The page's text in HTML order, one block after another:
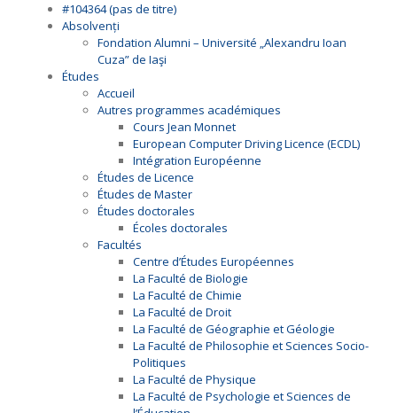
#104364 (pas de titre)
Absolvenți
Fondation Alumni – Université „Alexandru Ioan
Cuza” de Iaşi
Études
Accueil
Autres programmes académiques
Cours Jean Monnet
European Computer Driving Licence (ECDL)
Intégration Européenne
Études de Licence
Études de Master
Études doctorales
Écoles doctorales
Facultés
Centre d’Études Européennes
La Faculté de Biologie
La Faculté de Chimie
La Faculté de Droit
La Faculté de Géographie et Géologie
La Faculté de Philosophie et Sciences Socio-
Politiques
La Faculté de Physique
La Faculté de Psychologie et Sciences de